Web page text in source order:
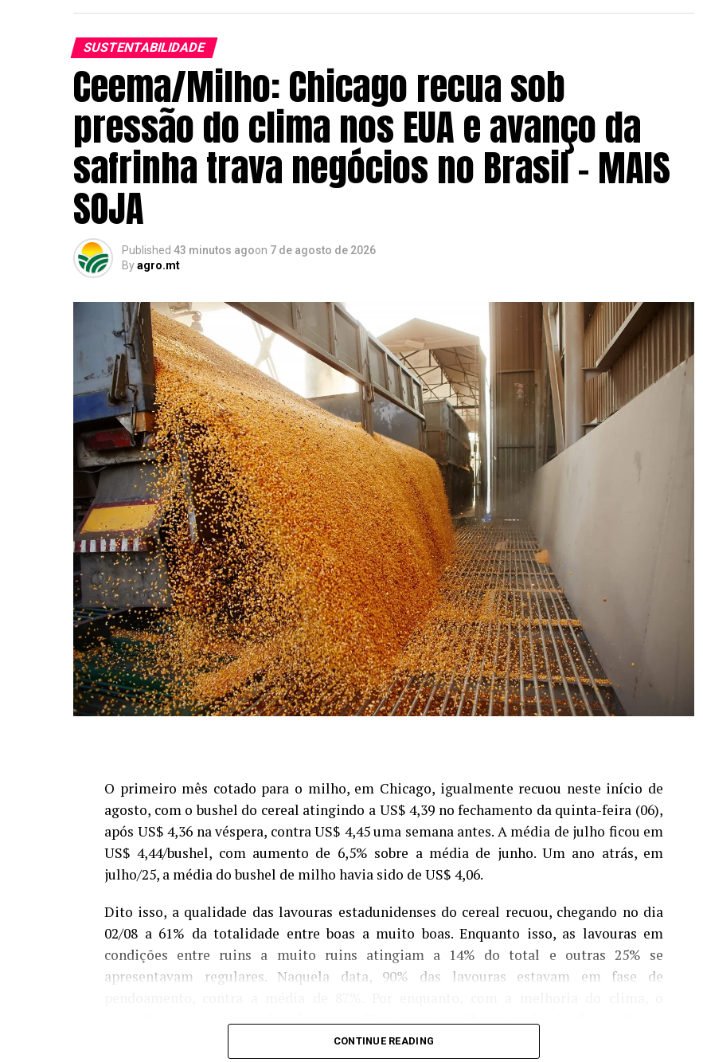
SUSTENTABILIDADE
Ceema/Milho: Chicago recua sob
pressão do clima nos EUA e avanço da
safrinha trava negócios no Brasil – MAIS
SOJA
Published 43 minutos agoon 7 de agosto de 2026
Byagro.mt
O primeiro mês cotado para o milho, em Chicago, igualmente recuou neste início de
agosto, com o bushel do cereal atingindo a US$ 4,39 no fechamento da quinta-feira (06),
após US$ 4,36 na véspera, contra US$ 4,45 uma semana antes. A média de julho ficou em
US$ 4,44/bushel, com aumento de 6,5% sobre a média de junho. Um ano atrás, em
julho/25, a média do bushel de milho havia sido de US$ 4,06.
Dito isso, a qualidade das lavouras estadunidenses do cereal recuou, chegando no dia
02/08 a 61% da totalidade entre boas a muito boas. Enquanto isso, as lavouras em
condições entre ruins a muito ruins atingiam a 14% do total e outras 25% se
apresentavam regulares. Naquela data, 90% das lavouras estavam em fase de
mercado espera uma safra cheia nos EUA, com a colheita se iniciando ainda em
CONTINUE READING